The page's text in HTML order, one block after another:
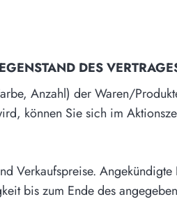
DES
Anzahl) der Waren/
können Sie sich im
Verkaufspreise.
bis zum Ende des